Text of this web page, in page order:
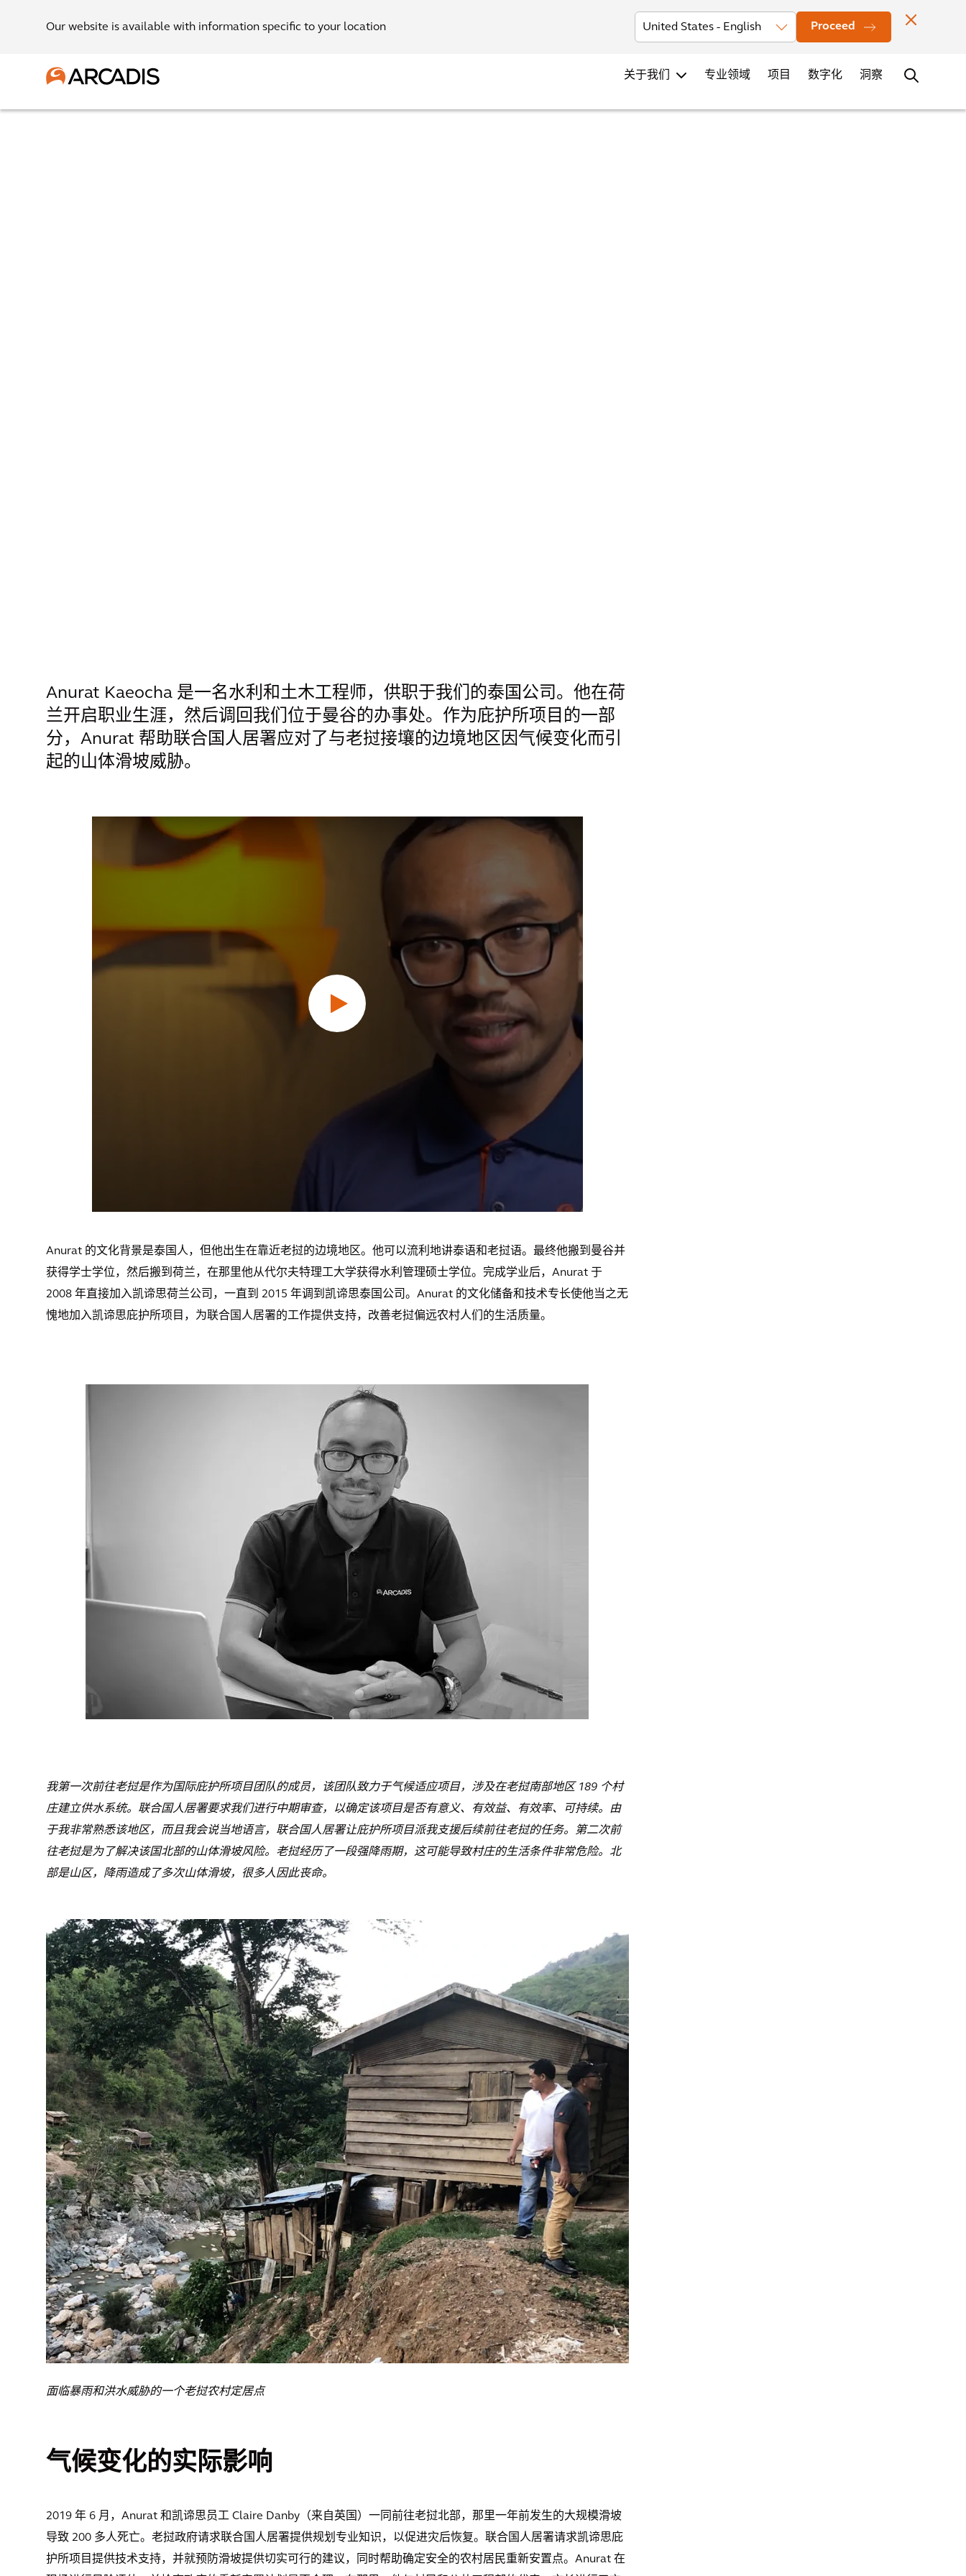
Our website is available with information specific to your location Proceed
投资者 办公室地点 联系
关于我们 专业领域 项目 数字化 洞察
Anurat Kaeocha 是一名水利和土木工程师，供职于我们的泰国公司。他在荷
兰开启职业生涯，然后调回我们位于曼谷的办事处。作为庇护所项目的一部
分，Anurat 帮助联合国人居署应对了与老挝接壤的边境地区因气候变化而引
起的山体滑坡威胁。
Anurat 的文化背景是泰国人，但他出生在靠近老挝的边境地区。他可以流利地讲泰语和老挝语。最终他搬到曼谷并
获得学士学位，然后搬到荷兰，在那里他从代尔夫特理工大学获得水利管理硕士学位。完成学业后，Anurat 于
2008 年直接加入凯谛思荷兰公司，一直到 2015 年调到凯谛思泰国公司。Anurat 的文化储备和技术专长使他当之无
愧地加入凯谛思庇护所项目，为联合国人居署的工作提供支持，改善老挝偏远农村人们的生活质量。
我第一次前往老挝是作为国际庇护所项目团队的成员，该团队致力于气候适应项目，涉及在老挝南部地区 189 个村
庄建立供水系统。联合国人居署要求我们进行中期审查，以确定该项目是否有意义、有效益、有效率、可持续。由
于我非常熟悉该地区，而且我会说当地语言，联合国人居署让庇护所项目派我支援后续前往老挝的任务。第二次前
往老挝是为了解决该国北部的山体滑坡风险。老挝经历了一段强降雨期，这可能导致村庄的生活条件非常危险。北
部是山区，降雨造成了多次山体滑坡，很多人因此丧命。
面临暴雨和洪水威胁的一个老挝农村定居点
气候变化的实际影响
2019 年 6 月，Anurat 和凯谛思员工 Claire Danby（来自英国）一同前往老挝北部，那里一年前发生的大规模滑坡
导致 200 多人死亡。老挝政府请求联合国人居署提供规划专业知识，以促进灾后恢复。联合国人居署请求凯谛思庇
护所项目提供技术支持，并就预防滑坡提供切实可行的建议，同时帮助确定安全的农村居民重新安置点。Anurat 在